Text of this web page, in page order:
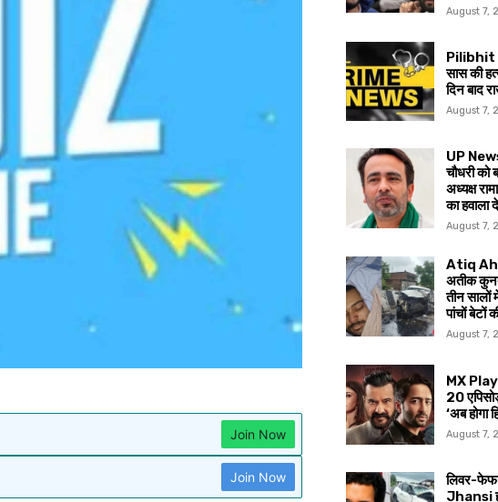
Join Now
Join Now
August 7,
Pilibhit
सास की
दिन बाद
August 7,
UP
चौधरी को
अध्यक्ष
का हवाला
August 7,
Atiq
अतीक
तीन सालों
पांचों बेटों
August 7,
MX
20
‘अब होगा
August 7,
लिवर-
Jhansi